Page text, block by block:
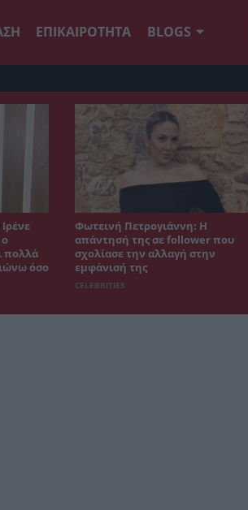
ΕΠΙΚΑΙΡΟΤΗΤΑ BLOGS
πολλά
όσο
Φωτεινή Πετρογιάννη: Η
απάντησή της σε follower που
σχολίασε την αλλαγή στην
εμφάνισή της
CELEBRITIES